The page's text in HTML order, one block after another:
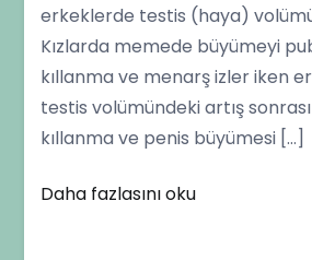
erkeklerde testis (haya)
Kızlarda memede büyümeyi
kıllanma ve menarş izler iken
testis volümündeki artış
kıllanma ve penis büyümesi […]
Daha fazlasını oku